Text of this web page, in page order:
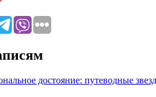
достояние: путеводные